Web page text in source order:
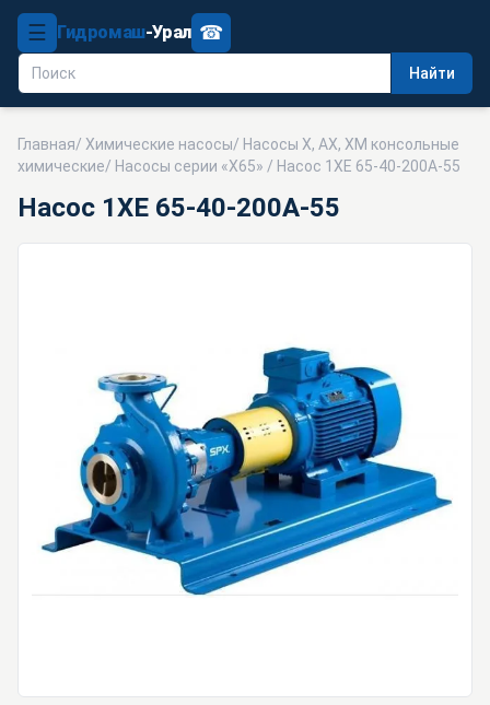
☰ Гидромаш-Урал
Найти
☎
Главная/ Химические насосы/ Насосы Х, АХ, ХМ консольные
химические/ Насосы серии «Х65» / Насос 1ХЕ 65-40-200А-55
Насос 1ХЕ 65-40-200А-55